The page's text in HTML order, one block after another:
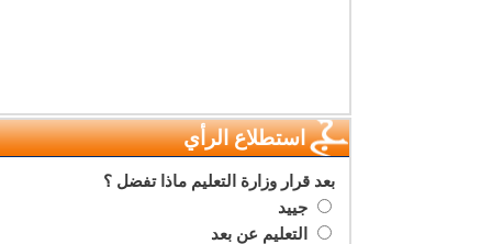
استطلاع الرأي
بعد قرار وزارة التعليم ماذا تفضل ؟
جييد
التعليم عن بعد